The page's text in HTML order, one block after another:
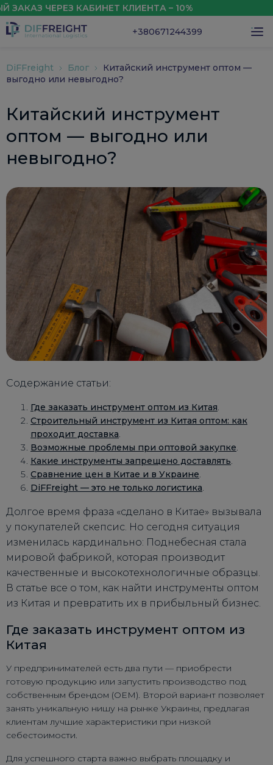
ЧЕРЕЗ КАБИНЕТ КЛИЕНТА – 10%
+380671244399
DiFFreight Блог
Китайский инструмент оптом —
выгодно или невыгодно?
Китайский инструмент
оптом — выгодно или
невыгодно?
Содержание статьи:
Где заказать инструмент оптом из Китая.
Строительный инструмент из Китая оптом: как
проходит доставка.
Возможные проблемы при оптовой закупке.
Какие инструменты запрещено доставлять.
Сравнение цен в Китае и в Украине.
DiFFreight — это не только логистика.
Долгое время фраза «сделано в Китае» вызывала
у покупателей скепсис. Но сегодня ситуация
изменилась кардинально: Поднебесная стала
мировой фабрикой, которая производит
качественные и высокотехнологичные образцы.
В статье все о том, как найти инструменты оптом
из Китая и превратить их в прибыльный бизнес.
Где заказать инструмент оптом из
Китая
У предпринимателей есть два пути — приобрести
готовую продукцию или запустить производство под
собственным брендом (OEM). Второй вариант позволяет
занять уникальную нишу на рынке Украины, предлагая
клиентам лучшие характеристики при низкой
себестоимости.
Для успешного старта важно выбрать площадку и